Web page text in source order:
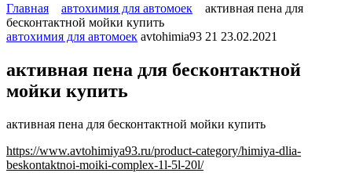
Главная
автохимия для автомоек
активная пена для
бесконтактной мойки купить
автохимия для автомоек avtohimia93 21 23.02.2021
активная пена для бесконтактной
мойки купить
активная пена для бесконтактной мойки купить
https://www.avtohimiya93.ru/product-category/himiya-dlia-
beskontaktnoi-moiki-complex-1l-5l-20l/